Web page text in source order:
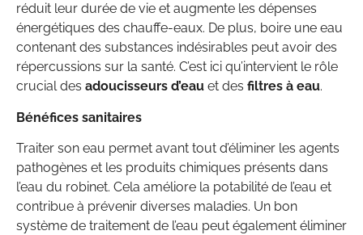
réduit leur durée de vie et augmente les dépenses
énergétiques des chauffe-eaux. De plus, boire une eau
contenant des substances indésirables peut avoir des
répercussions sur la santé. C’est ici qu’intervient le rôle
crucial des adoucisseurs d’eau et des filtres à eau.
Bénéfices sanitaires
Traiter son eau permet avant tout d’éliminer les agents
pathogènes et les produits chimiques présents dans
l’eau du robinet. Cela améliore la potabilité de l’eau et
contribue à prévenir diverses maladies. Un bon
système de traitement de l’eau peut également éliminer